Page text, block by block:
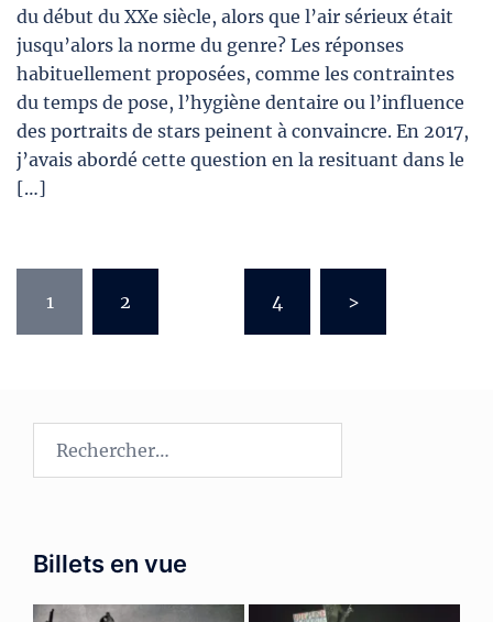
du début du XXe siècle, alors que l’air sérieux était
jusqu’alors la norme du genre? Les réponses
habituellement proposées, comme les contraintes
du temps de pose, l’hygiène dentaire ou l’influence
des portraits de stars peinent à convaincre. En 2017,
j’avais abordé cette question en la resituant dans le
[…]
des
publications
1 2 4 >
Billets en vue